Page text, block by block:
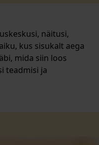
näitusi,
kus sisukalt aega
mida siin loos
teadmisi ja